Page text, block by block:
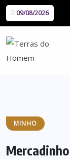
09/08/2026
MINHO